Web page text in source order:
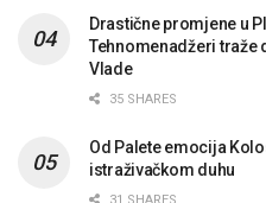
Drastične promjene u
Tehnomenadžeri traže
Vlade
35 SHARES
Od Palete emocija
istraživačkom duhu
31 SHARES